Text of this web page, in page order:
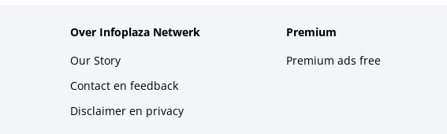
Over Infoplaza Netwerk
Our Story
Contact en feedback
Disclaimer en privacy
Premium
Premium ads free